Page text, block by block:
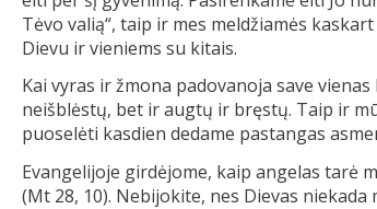
Tėvo valią“, taip ir mes meldžiamės kaskart
Dievu ir vieniems su kitais.
Kai vyras ir žmona padovanoja save
neišblėstų, bet ir augtų ir bręstų. Taip ir
puoselėti kasdien dedame pastangas
Evangelijoje girdėjome, kaip angelas tarė
(Mt 28, 10). Nebijokite, nes Dievas